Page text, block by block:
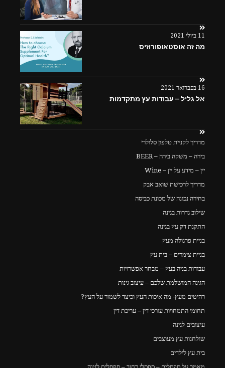
11 ביולי 2021
מה זה אוסטאופורוזיס
16 בפברואר 2021
אל גליל – עבודות עץ מתקדמות
מדריך לקניית טלפון סלולרי
בירה – משקה בירה – BEER
יין – מידע על יין – Wine
מדריך לרכישת שואב אבק
בחירה נכונה של מכונת כביסה
שילוב גדרות בגינה
התקנת דק עץ בגינה
בניית פרגולה מעץ
בניית צימרים – בית עץ
עבודות בניה בעץ – מבחר אפשרויות
הגינה המושלמת שלכם – עיצוב גינות
רהיטים מעץ- מה איכות העץ וכיצד לשמור על העץ?
תחומי התמחויות עורכי דין – עריכת דין
עיצובים לגינה
שולחנות עץ מעוצבים
בית עץ לילדים